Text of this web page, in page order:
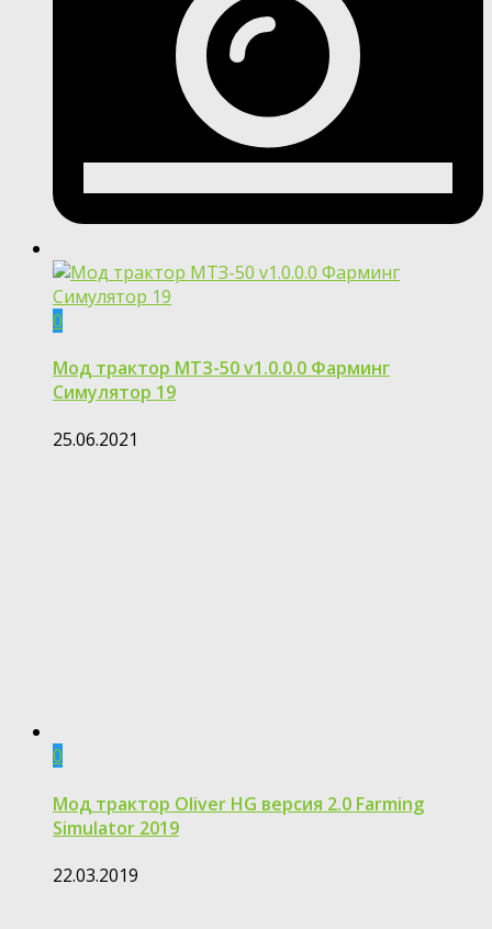
0
Мод трактор МТЗ-50 v1.0.0.0 Фарминг
Симулятор 19
25.06.2021
0
Мод трактор Oliver HG версия 2.0 Farming
Simulator 2019
22.03.2019